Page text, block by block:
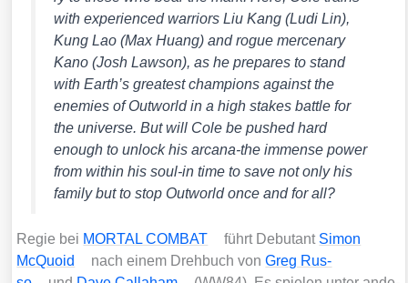
with expe­ri­en­ced war­ri­ors Liu Kang (Ludi Lin),
Kung Lao (Max Huang) and rogue mer­cena­ry
Kano (Josh Law­son), as he pre­pa­res to stand
with Earth’s grea­test cham­pi­ons against the
enemies of Out­world in a high sta­kes batt­le for
the uni­ver­se. But will Cole be pushed hard
enough to unlock his arca­na-the immense power
from within his soul-in time to save not only his
fami­ly but to stop Out­world once and for all?
Regie bei MORTAL COMBAT führt Debutant Simon
McQuo­id
nach einem Dreh­buch vonGreg Rus­